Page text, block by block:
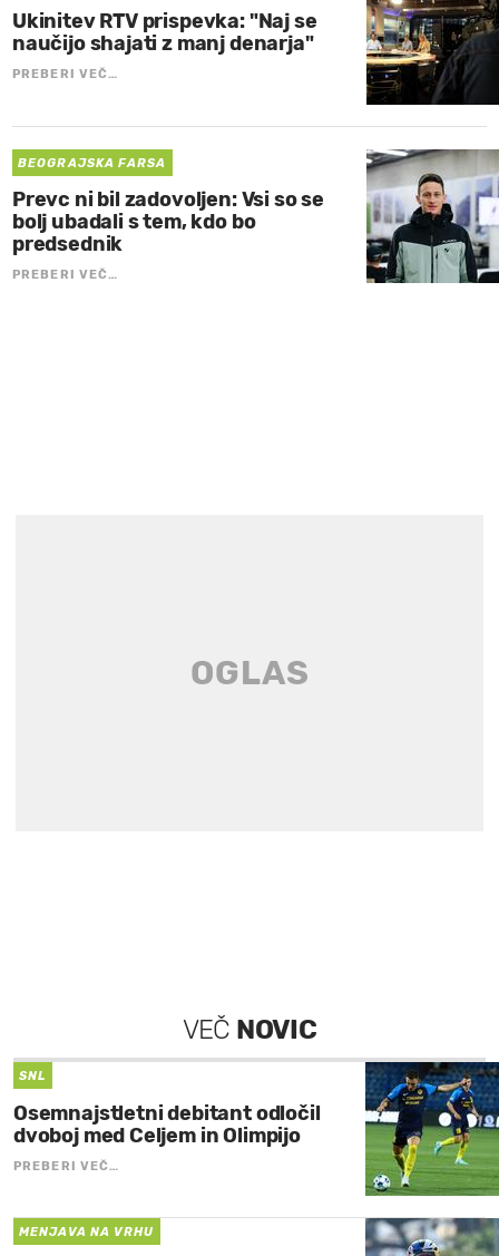
Ukinitev RTV prispevka: "Naj se
naučijo shajati z manj denarja"
PREBERI VEČ…
BEOGRAJSKA FARSA
Prevc ni bil zadovoljen: Vsi so se
bolj ubadali s tem, kdo bo
predsednik
PREBERI VEČ…
VEČ NOVIC
SNL
Osemnajstletni debitant odločil
dvoboj med Celjem in Olimpijo
PREBERI VEČ…
MENJAVA NA VRHU